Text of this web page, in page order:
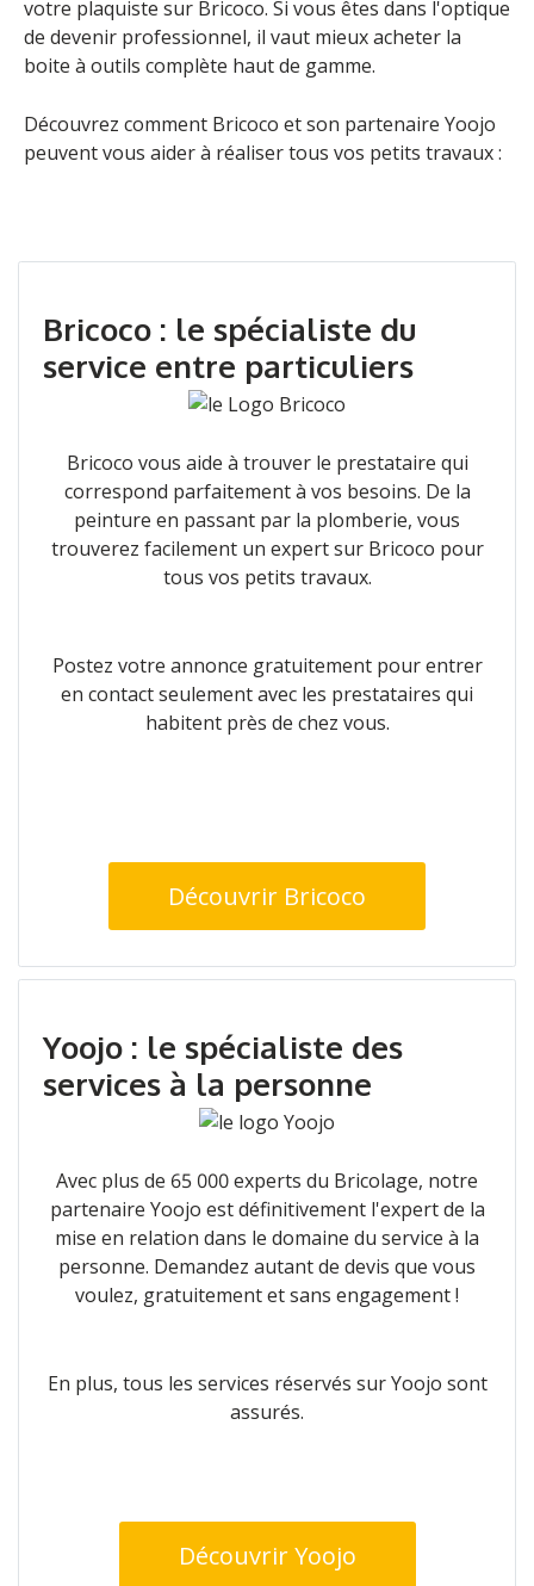
votre plaquiste sur Bricoco. Si vous êtes dans l'optique
de devenir professionnel, il vaut mieux acheter la
boite à outils complète haut de gamme.
Découvrez comment Bricoco et son partenaire Yoojo
peuvent vous aider à réaliser tous vos petits travaux :
Bricoco : le spécialiste du
service entre particuliers
Bricoco vous aide à trouver le prestataire qui
correspond parfaitement à vos besoins. De la
peinture en passant par la plomberie, vous
trouverez facilement un expert sur Bricoco pour
tous vos petits travaux.
Postez votre annonce gratuitement pour entrer
en contact seulement avec les prestataires qui
habitent près de chez vous.
Découvrir Bricoco
Yoojo : le spécialiste des
services à la personne
Avec plus de 65 000 experts du Bricolage, notre
partenaire Yoojo est définitivement l'expert de la
mise en relation dans le domaine du service à la
personne. Demandez autant de devis que vous
voulez, gratuitement et sans engagement !
En plus, tous les services réservés sur Yoojo sont
assurés.
Découvrir Yoojo